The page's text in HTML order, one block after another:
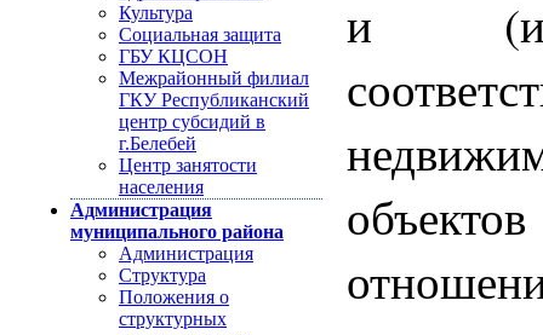
Культура
Социальная защита
ГБУ КЦСОН
Межрайонный филиал
ГКУ Республиканский
центр субсидий в
г.Белебей
Центр занятости
населения
Администрация
муниципального района
Администрация
Структура
Положения о
структурных
и